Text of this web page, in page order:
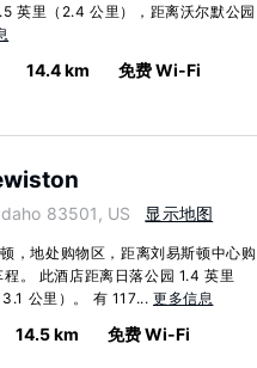
英里（2.4 公里），距离沃尔默公园
14.4 km 免费 Wi-Fi
83501, US 显示地图
，地处购物区，距离刘易斯顿中心购
。 此酒店距离日落公园 1.4 英里
公里）。 有 117... 更多信息
14.5 km 免费 Wi-Fi